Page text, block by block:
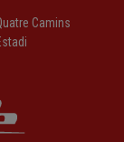
Camins